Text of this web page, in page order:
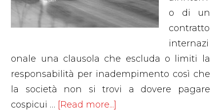
o di un
contratto
internazi
onale una clausola che escluda o limiti la
responsabilità per inadempimento così che
la società non si trovi a dovere pagare
cospicui … [Read more...]